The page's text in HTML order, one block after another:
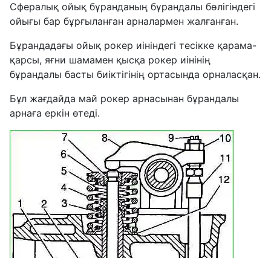
Сфералық ойық бұранданың бұрандалы бөлігіндегі
ойығы бар бұрғыланған арналармен жалғанған.
Бұрандадағы ойық рокер иініндегі тесікке қарама-
қарсы, яғни шамамен қысқа рокер иінінің
бұрандалы басты биіктігінің ортасында орналасқан.
Бұл жағдайда май рокер арнасынан бұрандалы
арнаға еркін өтеді.